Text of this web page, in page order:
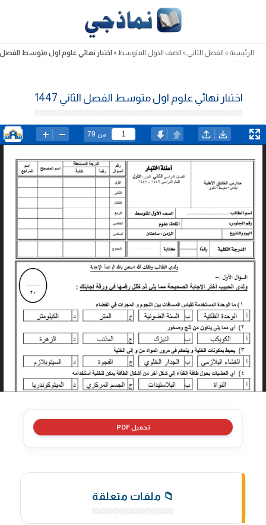
Skip
to
content
الرئيسية » الفصل الثاني » الصف الاول المتوسط »اختبار نهائي علوم اول متوسط الفصل
اختبار نهائي علوم اول متوسط الفصل الثاني 1447
تحميل PDF
📁 ملفات متعلقة